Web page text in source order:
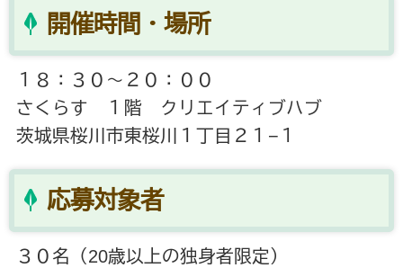
開催時間・場所
１８：３０～２０：００
さくらす １階 クリエイティブハブ
茨城県桜川市東桜川１丁目２１−１
応募対象者
３０名（20歳以上の独身者限定）